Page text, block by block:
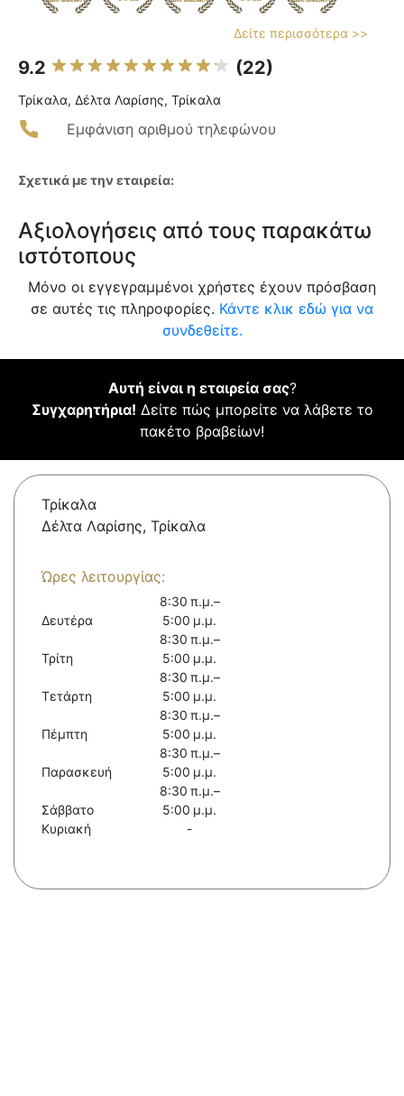
Δείτε περισσότερα >>
9.2 (22)
Τρίκαλα, Δέλτα Λαρίσης, Τρίκαλα
Εμφάνιση αριθμού τηλεφώνου
Σχετικά με την εταιρεία:
Αξιολογήσεις από τους παρακάτω
ιστότοπους
Μόνο οι εγγεγραμμένοι χρήστες έχουν πρόσβαση
σε αυτές τις πληροφορίες. Κάντε κλικ εδώ για να
συνδεθείτε.
Αυτή είναι η εταιρεία σας?
Συγχαρητήρια! Δείτε πώς μπορείτε να λάβετε το
πακέτο βραβείων!
Τρίκαλα
Δέλτα Λαρίσης, Τρίκαλα
Ώρες λειτουργίας:
Δευτέρα
8:30 π.μ.–
5:00 μ.μ.
Τρίτη
8:30 π.μ.–
5:00 μ.μ.
Τετάρτη
8:30 π.μ.–
5:00 μ.μ.
Πέμπτη
8:30 π.μ.–
5:00 μ.μ.
Παρασκευή
8:30 π.μ.–
5:00 μ.μ.
Σάββατο
8:30 π.μ.–
5:00 μ.μ.
Κυριακή
-